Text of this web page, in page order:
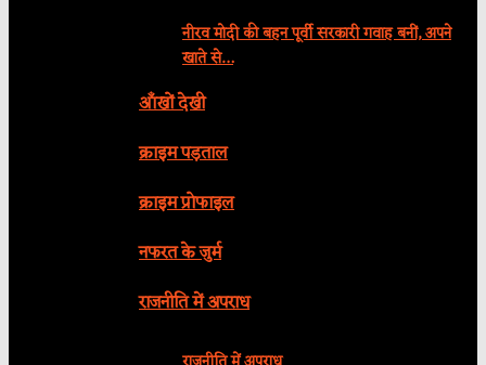
नीरव मोदी की बहन पूर्वी सरकारी गवाह बनीं, अपने
खाते से…
आँखों देखी
क्राइम पड़ताल
क्राइम प्रोफाइल
नफरत के जुर्म
राजनीति में अपराध